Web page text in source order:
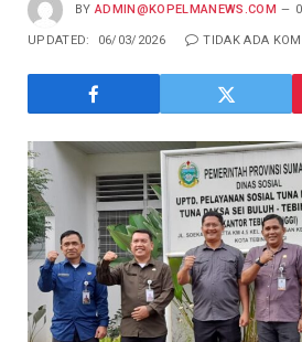
BY ADMIN@KOPELMANEWS.COM
UPDATED: 06/03/2026 TIDAK ADA